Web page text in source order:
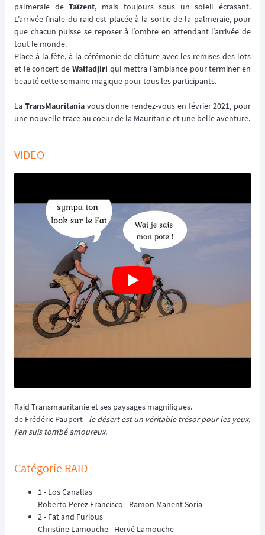
palmeraie deTaïzent, mais toujours sous un soleil écrasant.
L’arrivée finale du raid est placée à la sortie de la palmeraie, pour
que chacun puisse se reposer à l’ombre en attendant l’arrivée de
tout le monde.
Place à la fête, à la cérémonie de clôture avec les remises des lots
et le concert de Walfadjiri qui mettra l’ambiance pour terminer en
beauté cette semaine magique pour tous les participants.
La TransMauritaniavous donne rendez-vous en février 2021, pour
une nouvelle trace au coeur de la Mauritanie et une belle aventure.
VIDEO
Raid Transmauritanie et ses paysages magnifiques.
de Frédéric Paupert - le désert est un véritable trésor pour les yeux,
j'en suis tombé amoureux.
Catégorie RAID
1 - Los Canallas
Roberto Perez Francisco - Ramon Manent Soria
2 - Fat and Furious
Christine Lamouche - Hervé Lamouche